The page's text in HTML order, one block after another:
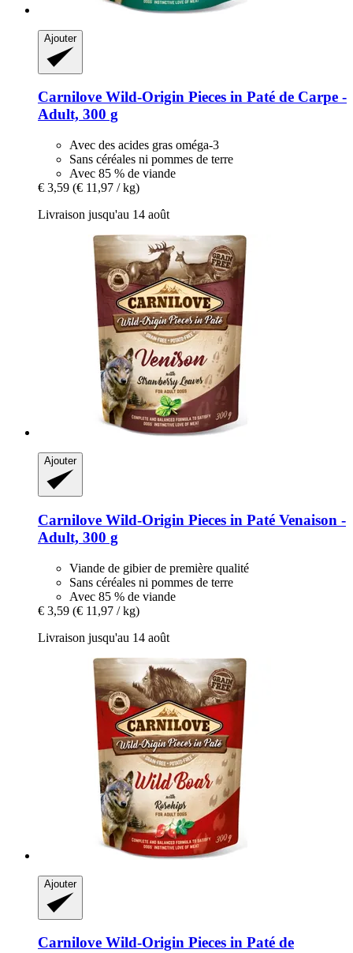
Ajouter
Carnilove Wild-​Origin Pieces in Paté de Carpe -​
Adult, 300 g
Avec des acides gras oméga-3
Sans céréales ni pommes de terre
Avec 85 % de viande
€ 3,59 (€ 11,97 / kg)
Livraison jusqu'au 14 août
Ajouter
Carnilove Wild-​Origin Pieces in Paté Venaison -​
Adult, 300 g
Viande de gibier de première qualité
Sans céréales ni pommes de terre
Avec 85 % de viande
€ 3,59 (€ 11,97 / kg)
Livraison jusqu'au 14 août
Ajouter
Carnilove Wild-​Origin Pieces in Paté de